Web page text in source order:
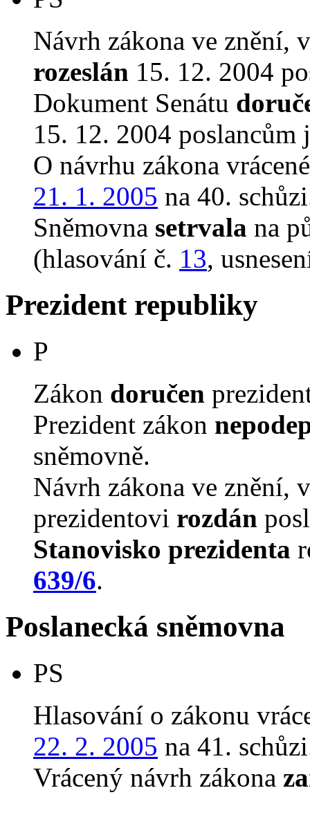
Návrh zákona ve znění,
rozeslán 15. 12. 2004
Dokument Senátu
15. 12. 2004
O návrhu zákona
21. 1. 2005 na 40.
Sněmovna setrvala na
(hlasování č. 13,
Prezident republiky
P
Zákon doručen
Prezident zákon
sněmovně.
Návrh zákona ve znění,
prezidentovi rozdán
Stanovisko prezidenta
639/6.
Poslanecká sněmovna
PS
Hlasování o zákonu
22. 2. 2005 na 41.
Vrácený návrh zákona